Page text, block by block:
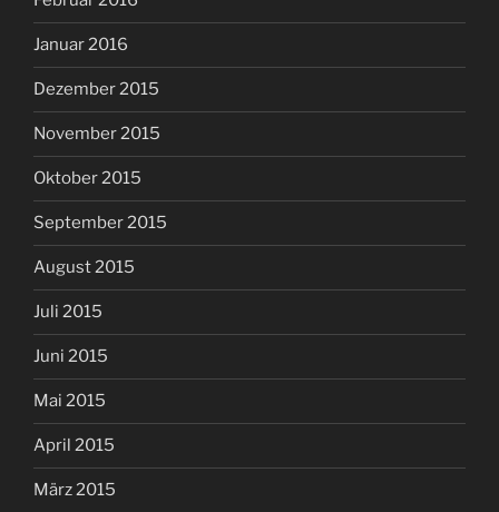
Januar 2016
Dezember 2015
November 2015
Oktober 2015
September 2015
August 2015
Juli 2015
Juni 2015
Mai 2015
April 2015
März 2015